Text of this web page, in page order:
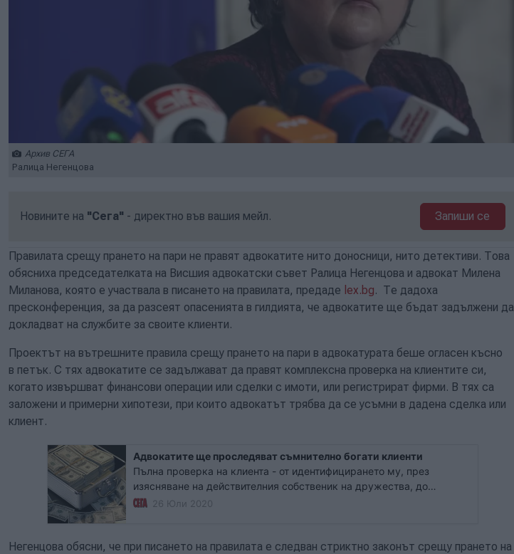
Архив СЕГА
Ралица Негенцова
Новините на "Сега" - директно във вашия мейл. Запиши се
Правилата срещу прането на пари не правят адвокатите нито доносници, нито детективи. Това
обясниха председателката на Висшия адвокатски съвет Ралица Негенцова и адвокат Милена
Миланова, която е участвала в писането на правилата, предаде lex.bg. Те дадоха
пресконференция, за да разсеят опасенията в гилдията, че адвокатите ще бъдат задължени да
докладват на службите за своите клиенти.
Проектът на вътрешните правила срещу прането на пари в адвокатурата беше огласен късно
в петък. С тях адвокатите се задължават да правят комплексна проверка на клиентите си,
когато извършват финансови операции или сделки с имоти, или регистрират фирми. В тях са
заложени и примерни хипотези, при които адвокатът трябва да се усъмни в дадена сделка или
клиент.
Адвокатите ще проследяват съмнително богати клиенти
Пълна проверка на клиента - от идентифицирането му, през
изясняване на действителния собственик на дружества, до
установяване на произхода на средствата му, ще трябва да прави
26 Юли 2020
Негенцова обясни, че при писането на правилата е следван стриктно законът срещу прането на